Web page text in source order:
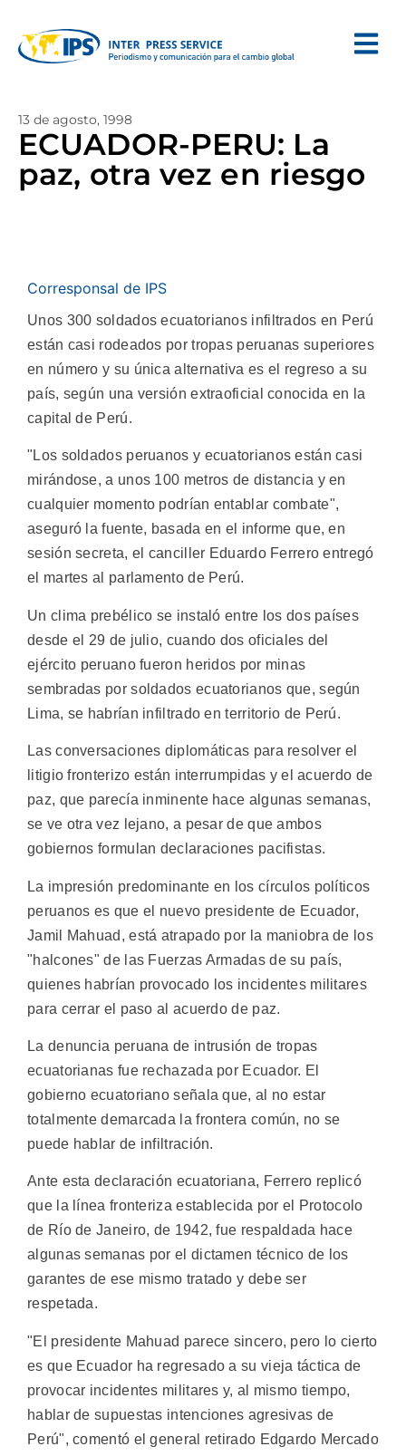
13 de agosto, 1998
ECUADOR-PERU: La
paz, otra vez en riesgo
Corresponsal de IPS
Unos 300 soldados ecuatorianos infiltrados en Perú
están casi rodeados por tropas peruanas superiores
en número y su única alternativa es el regreso a su
país, según una versión extraoficial conocida en la
capital de Perú.
"Los soldados peruanos y ecuatorianos están casi
mirándose, a unos 100 metros de distancia y en
cualquier momento podrían entablar combate",
aseguró la fuente, basada en el informe que, en
sesión secreta, el canciller Eduardo Ferrero entregó
el martes al parlamento de Perú.
Un clima prebélico se instaló entre los dos países
desde el 29 de julio, cuando dos oficiales del
ejército peruano fueron heridos por minas
sembradas por soldados ecuatorianos que, según
Lima, se habrían infiltrado en territorio de Perú.
Las conversaciones diplomáticas para resolver el
litigio fronterizo están interrumpidas y el acuerdo de
paz, que parecía inminente hace algunas semanas,
se ve otra vez lejano, a pesar de que ambos
gobiernos formulan declaraciones pacifistas.
La impresión predominante en los círculos políticos
peruanos es que el nuevo presidente de Ecuador,
Jamil Mahuad, está atrapado por la maniobra de los
"halcones" de las Fuerzas Armadas de su país,
quienes habrían provocado los incidentes militares
para cerrar el paso al acuerdo de paz.
La denuncia peruana de intrusión de tropas
ecuatorianas fue rechazada por Ecuador. El
gobierno ecuatoriano señala que, al no estar
totalmente demarcada la frontera común, no se
puede hablar de infiltración.
Ante esta declaración ecuatoriana, Ferrero replicó
que la línea fronteriza establecida por el Protocolo
de Río de Janeiro, de 1942, fue respaldada hace
algunas semanas por el dictamen técnico de los
garantes de ese mismo tratado y debe ser
respetada.
"El presidente Mahuad parece sincero, pero lo cierto
es que Ecuador ha regresado a su vieja táctica de
provocar incidentes militares y, al mismo tiempo,
hablar de supuestas intenciones agresivas de
Perú", comentó el general retirado Edgardo Mercado